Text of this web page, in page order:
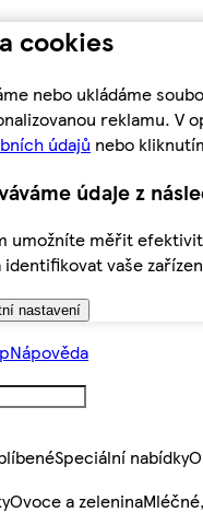
cookies
nebo ukládáme
reklamu. V
údajů nebo
údaje z
umožníte měřit
vaše
nastavení
Nápověda
Speciální nabídky
Ovoce a zelenina